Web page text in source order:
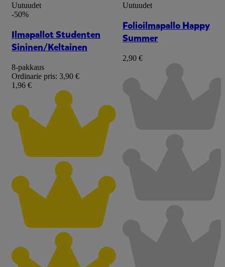
Uutuudet
-50%
Ilmapallot Studenten
Sininen/Keltainen
8-pakkaus
Ordinarie pris: 3,90 €
1,96 €
Uutuudet
Folioilmapallo Happy
Summer
2,90 €